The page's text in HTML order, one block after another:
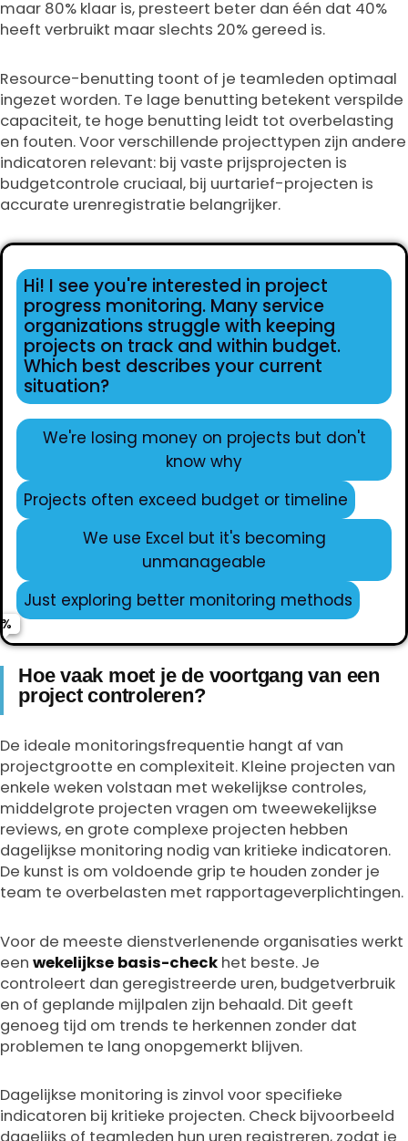
maar 80% klaar is, presteert beter dan één dat 40%
heeft verbruikt maar slechts 20% gereed is.
Resource-benutting toont of je teamleden optimaal
ingezet worden. Te lage benutting betekent verspilde
capaciteit, te hoge benutting leidt tot overbelasting
en fouten. Voor verschillende projecttypen zijn andere
indicatoren relevant: bij vaste prijsprojecten is
budgetcontrole cruciaal, bij uurtarief-projecten is
accurate urenregistratie belangrijker.
Hi! I see you're interested in project
progress monitoring. Many service
organizations struggle with keeping
projects on track and within budget.
Which best describes your current
situation?
We're losing money on projects but don't
know why
Projects often exceed budget or timeline
We use Excel but it's becoming
unmanageable
Just exploring better monitoring methods
Name
Phone (optional)
Get Expert Guidance
Hoe vaak moet je de voortgang van een
project controleren?
De ideale monitoringsfrequentie hangt af van
projectgrootte en complexiteit. Kleine projecten van
enkele weken volstaan met wekelijkse controles,
middelgrote projecten vragen om tweewekelijkse
reviews, en grote complexe projecten hebben
dagelijkse monitoring nodig van kritieke indicatoren.
De kunst is om voldoende grip te houden zonder je
team te overbelasten met rapportageverplichtingen.
Voor de meeste dienstverlenende organisaties werkt
een wekelijkse basis-check het beste. Je
controleert dan geregistreerde uren, budgetverbruik
en of geplande mijlpalen zijn behaald. Dit geeft
genoeg tijd om trends te herkennen zonder dat
problemen te lang onopgemerkt blijven.
Dagelijkse monitoring is zinvol voor specifieke
indicatoren bij kritieke projecten. Check bijvoorbeeld